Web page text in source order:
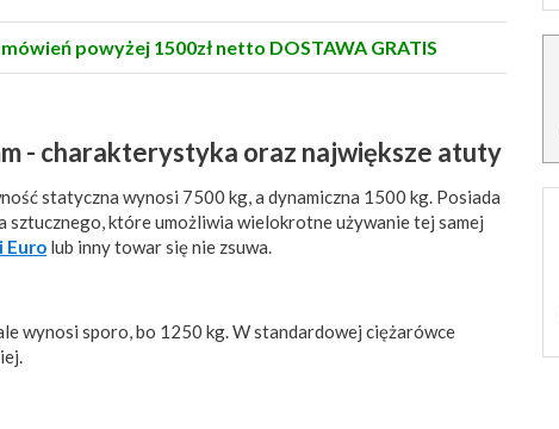
powyżej 1500zł netto DOSTAWA GRATIS
- charakterystyka oraz największe atuty
statyczna wynosi 7500 kg, a dynamiczna 1500 kg. Posiada
które umożliwia wielokrotne używanie tej samej
Euro lub inny towar się nie zsuwa.
wynosi sporo, bo 1250 kg. W standardowej ciężarówce